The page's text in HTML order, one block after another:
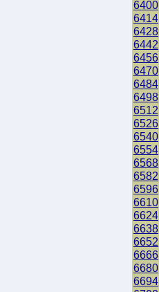
6400
6414
6428
6442
6456
6470
6484
6498
6512
6526
6540
6554
6568
6582
6596
6610
6624
6638
6652
6666
6680
6694